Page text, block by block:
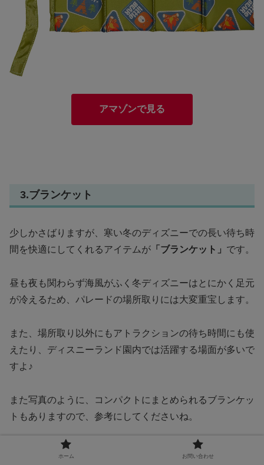
アマゾンで見る
3.ブランケット
少しかさばりますが、寒い冬のディズニーでの長い待ち時
間を快適にしてくれるアイテムが 「ブランケット」 です。
昼も夜も関わらず海風がふく冬ディズニーはとにかく足元
が冷えるため、パレードの場所取りには大変重宝します。
また、場所取り以外にもアトラクションの待ち時間にも使
えたり、ディスニーランド園内では活躍する場面が多いで
すよ♪
また写真のように、コンパクトにまとめられるブランケッ
トもありますので、参考にしてくださいね。
ホーム お問い合わせ